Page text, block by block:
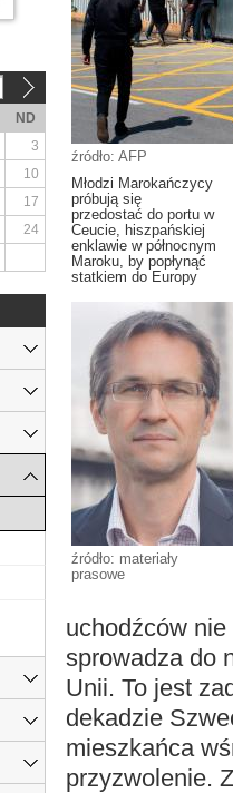
źródło: AFP
Młodzi Marokańczycy
próbują się
przedostać do portu w
Ceucie, hiszpańskiej
enklawie w północnym
Maroku, by popłynąć
statkiem do Europy
źródło: materiały
prasowe
uchodźców
sprowadza do
Unii. To jest
dekadzie
mieszkańca
przyzwolenie.
ND
3
10
17
24